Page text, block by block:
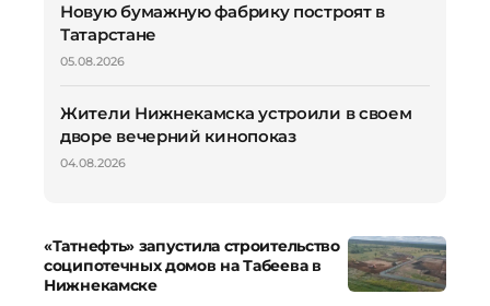
Новую бумажную фабрику построят в
Татарстане
05.08.2026
Жители Нижнекамска устроили в своем
дворе вечерний кинопоказ
04.08.2026
«Татнефть» запустила строительство
соципотечных домов на Табеева в
Нижнекамске